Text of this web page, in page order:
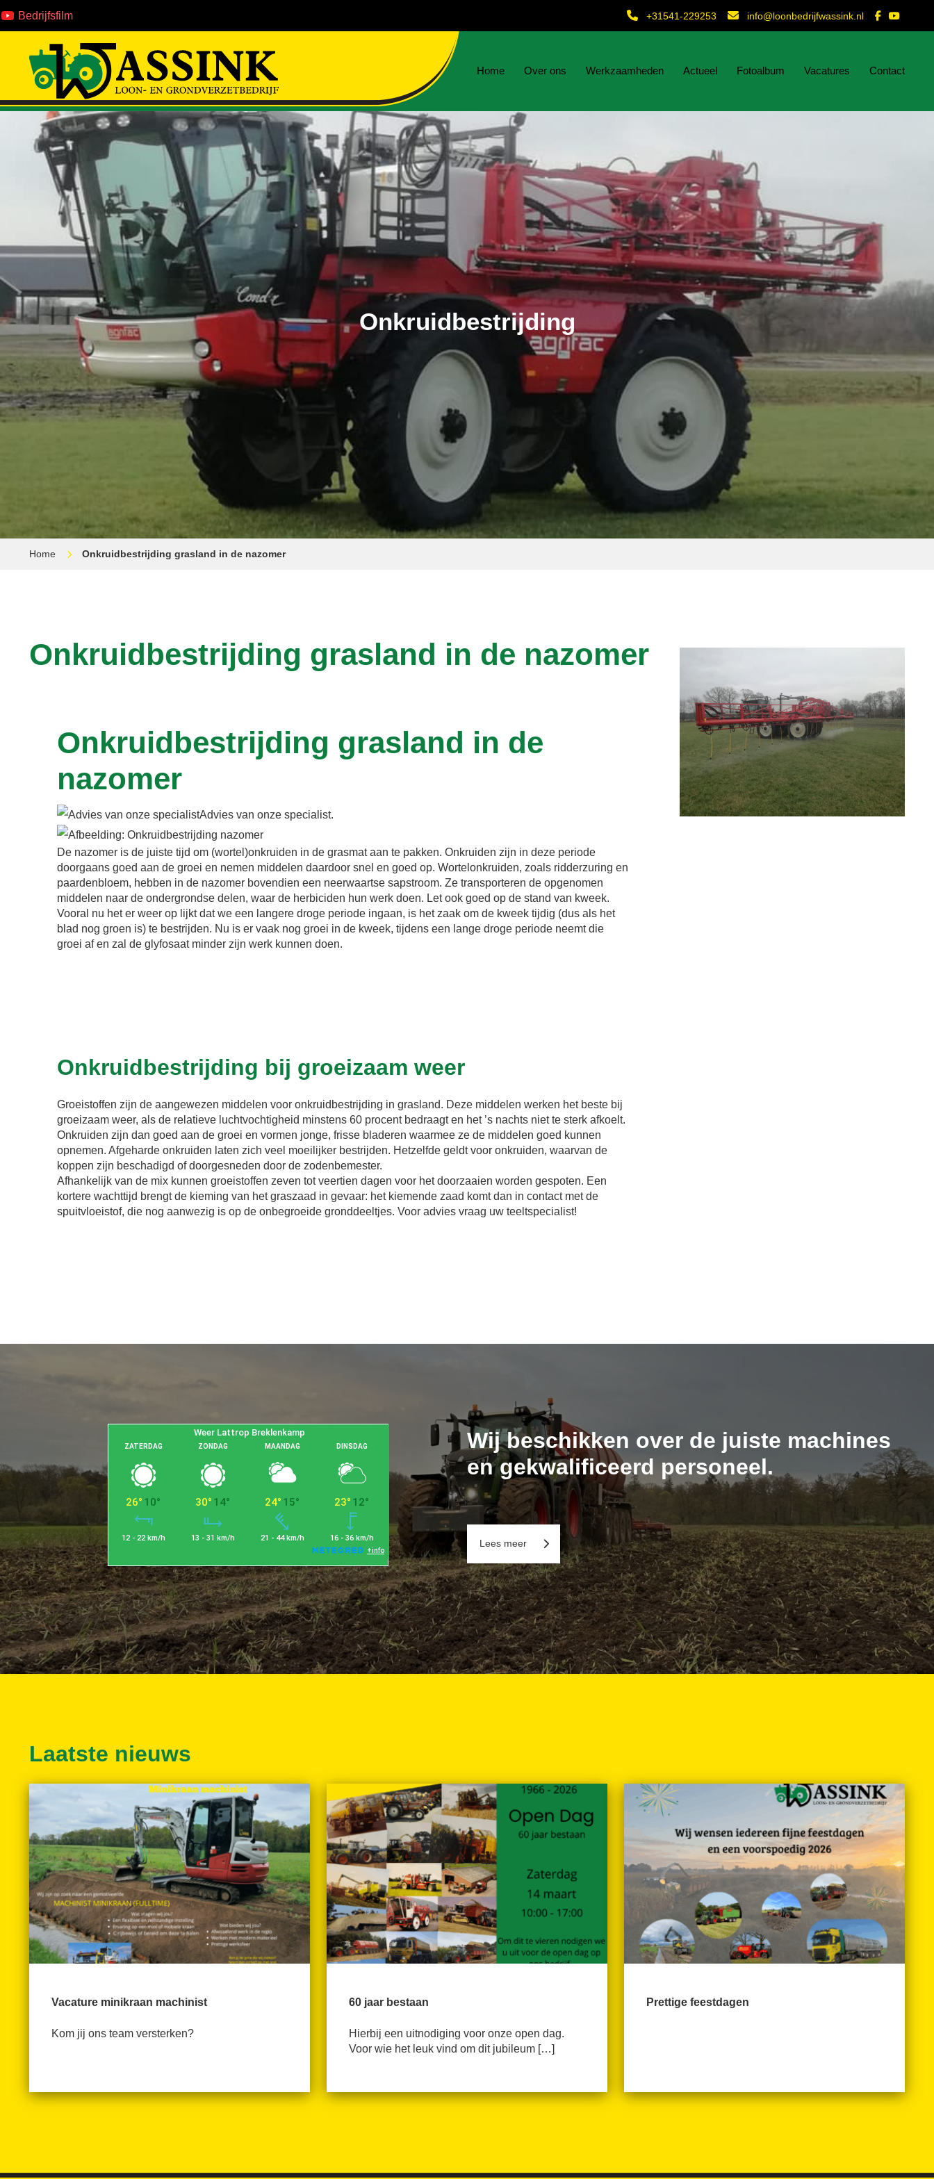
Bedrijfsfilm +31541-229253 info@loonbedrijfwassink.nl
Home Over ons Werkzaamheden Actueel Fotoalbum Vacatures Contact
Onkruidbestrijding
Home Onkruidbestrijding grasland in de nazomer
Onkruidbestrijding grasland in de nazomer
Onkruidbestrijding grasland in de
nazomer
Advies van onze specialist.
De nazomer is de juiste tijd om (wortel)onkruiden in de grasmat aan te pakken. Onkruiden zijn in deze periode
doorgaans goed aan de groei en nemen middelen daardoor snel en goed op. Wortelonkruiden, zoals ridderzuring en
paardenbloem, hebben in de nazomer bovendien een neerwaartse sapstroom. Ze transporteren de opgenomen
middelen naar de ondergrondse delen, waar de herbiciden hun werk doen. Let ook goed op de stand van kweek.
Vooral nu het er weer op lijkt dat we een langere droge periode ingaan, is het zaak om de kweek tijdig (dus als het
blad nog groen is) te bestrijden. Nu is er vaak nog groei in de kweek, tijdens een lange droge periode neemt die
groei af en zal de glyfosaat minder zijn werk kunnen doen.
Onkruidbestrijding bij groeizaam weer
Groeistoffen zijn de aangewezen middelen voor onkruidbestrijding in grasland. Deze middelen werken het beste bij
groeizaam weer, als de relatieve luchtvochtigheid minstens 60 procent bedraagt en het ’s nachts niet te sterk afkoelt.
Onkruiden zijn dan goed aan de groei en vormen jonge, frisse bladeren waarmee ze de middelen goed kunnen
opnemen. Afgeharde onkruiden laten zich veel moeilijker bestrijden. Hetzelfde geldt voor onkruiden, waarvan de
koppen zijn beschadigd of doorgesneden door de zodenbemester.
Afhankelijk van de mix kunnen groeistoffen zeven tot veertien dagen voor het doorzaaien worden gespoten. Een
kortere wachttijd brengt de kieming van het graszaad in gevaar: het kiemende zaad komt dan in contact met de
spuitvloeistof, die nog aanwezig is op de onbegroeide gronddeeltjes. Voor advies vraag uw teeltspecialist!
Wij beschikken over de juiste machines
en gekwalificeerd personeel.
Lees meer
Laatste nieuws
Vacature minikraan machinist
Kom jij ons team versterken?
60 jaar bestaan
Hierbij een uitnodiging voor onze open dag.
Voor wie het leuk vind om dit jubileum […]
Prettige feestdagen